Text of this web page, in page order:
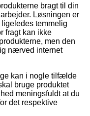
bragt til din
Løsningen er
temmelig
fragt kan ikke
men den
nærved internet
kan i nogle tilfælde
bruge produktet
meningsfuldt at du
det respektive